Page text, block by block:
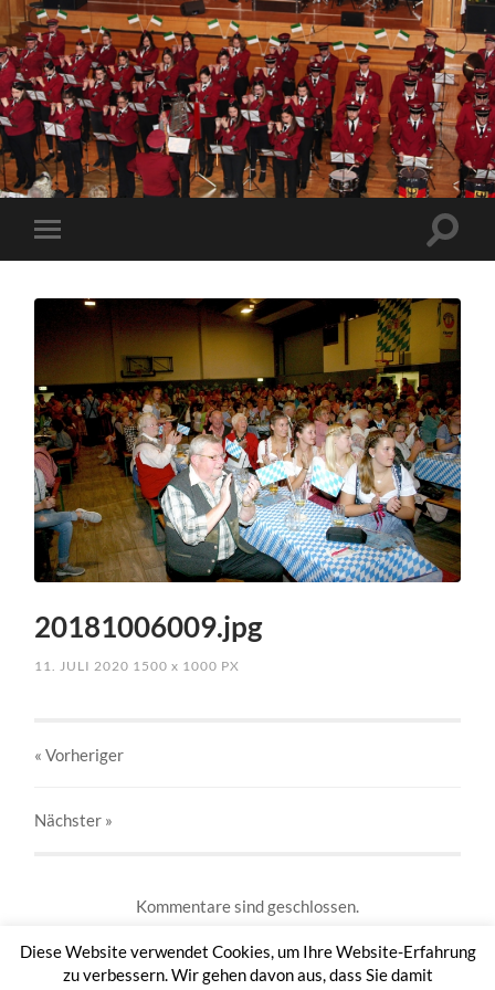
20181006009.jpg
11. JULI 2020 1500x 1000 PX
« Vorheriger
Nächster »
Kommentare sind geschlossen.
Diese Website verwendet Cookies, um Ihre Website-Erfahrung
zu verbessern. Wir gehen davon aus, dass Sie damit